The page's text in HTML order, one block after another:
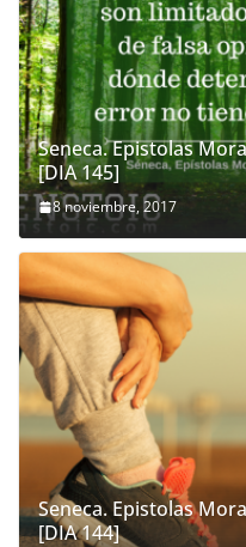
Seneca. Epistolas
[DIA 145]
8 noviembre, 2017
Seneca. Epistolas
[DIA 144]